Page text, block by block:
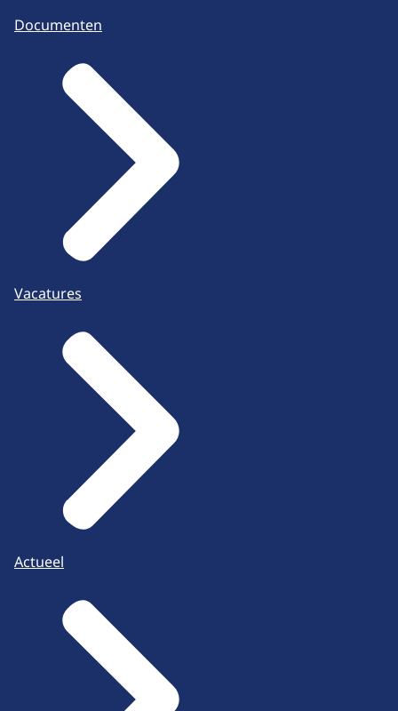
Documenten
Vacatures
Actueel